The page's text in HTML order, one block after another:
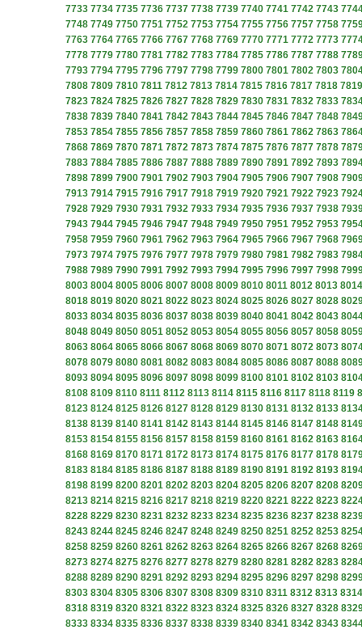
7733 7734 7735 7736 7737 7738 7739 7740 7741 7742 7743
7748 7749 7750 7751 7752 7753 7754 7755 7756 7757 7758
7763 7764 7765 7766 7767 7768 7769 7770 7771 7772 7773
7778 7779 7780 7781 7782 7783 7784 7785 7786 7787 7788
7793 7794 7795 7796 7797 7798 7799 7800 7801 7802 7803
7808 7809 7810 7811 7812 7813 7814 7815 7816 7817 7818 7819
7823 7824 7825 7826 7827 7828 7829 7830 7831 7832 7833
7838 7839 7840 7841 7842 7843 7844 7845 7846 7847 7848
7853 7854 7855 7856 7857 7858 7859 7860 7861 7862 7863
7868 7869 7870 7871 7872 7873 7874 7875 7876 7877 7878
7883 7884 7885 7886 7887 7888 7889 7890 7891 7892 7893
7898 7899 7900 7901 7902 7903 7904 7905 7906 7907 7908
7913 7914 7915 7916 7917 7918 7919 7920 7921 7922 7923
7928 7929 7930 7931 7932 7933 7934 7935 7936 7937 7938
7943 7944 7945 7946 7947 7948 7949 7950 7951 7952 7953
7958 7959 7960 7961 7962 7963 7964 7965 7966 7967 7968
7973 7974 7975 7976 7977 7978 7979 7980 7981 7982 7983
7988 7989 7990 7991 7992 7993 7994 7995 7996 7997 7998
8003 8004 8005 8006 8007 8008 8009 8010 8011 8012 8013 8014
8018 8019 8020 8021 8022 8023 8024 8025 8026 8027 8028
8033 8034 8035 8036 8037 8038 8039 8040 8041 8042 8043
8048 8049 8050 8051 8052 8053 8054 8055 8056 8057 8058
8063 8064 8065 8066 8067 8068 8069 8070 8071 8072 8073
8078 8079 8080 8081 8082 8083 8084 8085 8086 8087 8088
8093 8094 8095 8096 8097 8098 8099 8100 8101 8102 8103
8108 8109 8110 8111 8112 8113 8114 8115 8116 8117 8118 8119
8123 8124 8125 8126 8127 8128 8129 8130 8131 8132 8133
8138 8139 8140 8141 8142 8143 8144 8145 8146 8147 8148
8153 8154 8155 8156 8157 8158 8159 8160 8161 8162 8163
8168 8169 8170 8171 8172 8173 8174 8175 8176 8177 8178
8183 8184 8185 8186 8187 8188 8189 8190 8191 8192 8193
8198 8199 8200 8201 8202 8203 8204 8205 8206 8207 8208
8213 8214 8215 8216 8217 8218 8219 8220 8221 8222 8223
8228 8229 8230 8231 8232 8233 8234 8235 8236 8237 8238
8243 8244 8245 8246 8247 8248 8249 8250 8251 8252 8253
8258 8259 8260 8261 8262 8263 8264 8265 8266 8267 8268
8273 8274 8275 8276 8277 8278 8279 8280 8281 8282 8283
8288 8289 8290 8291 8292 8293 8294 8295 8296 8297 8298
8303 8304 8305 8306 8307 8308 8309 8310 8311 8312 8313 8314
8318 8319 8320 8321 8322 8323 8324 8325 8326 8327 8328
8333 8334 8335 8336 8337 8338 8339 8340 8341 8342 8343